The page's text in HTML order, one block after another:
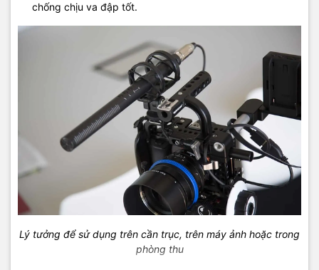
chống chịu va đập tốt.
Lý tưởng để sử dụng trên cần trục, trên máy ảnh hoặc trong
phòng thu